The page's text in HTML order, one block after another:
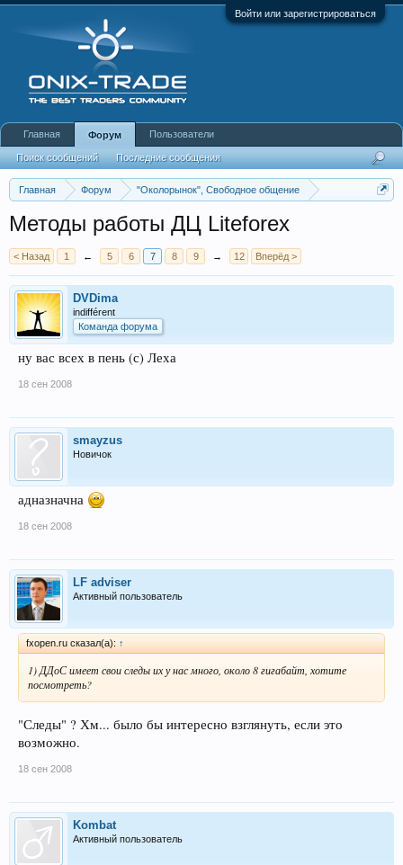
Войти или зарегистрироваться
Главная Форум
"Околорынок", Свободное общение
Методы работы ДЦ Liteforex
< Назад 1 ← 5 6 7 8 9 → 12 Вперёд >
DVDima
indifférent
Команда форума
ну вас всех в пень (с) Леха
18 сен 2008
smayzus
Новичок
адназначна
18 сен 2008
LF adviser
Активный пользователь
fxopen.ru сказал(а): ↑
1) ДДоС имеет свои следы их у нас много, около 8 гигабайт, хотите
посмотреть?
"Следы" ? Хм... было бы интересно взглянуть, если это
возможно.
18 сен 2008
Kombat
Активный пользователь
Главная Форум
Поиск сообщений Последние сообщения
Пользователи